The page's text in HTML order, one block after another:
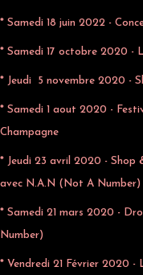
* Samedi 18 juin 2022 -
* Samedi 17 octobre 2020 -
* Jeudi 5 novembre 2020 -
* Samedi 1 aout 2020 -
Champagne
* Jeudi 23 avril 2020 - Shop
avec N.A.N (Not A Number)
* Samedi 21 mars 2020 -
Number)
* Vendredi 21 Février 2020